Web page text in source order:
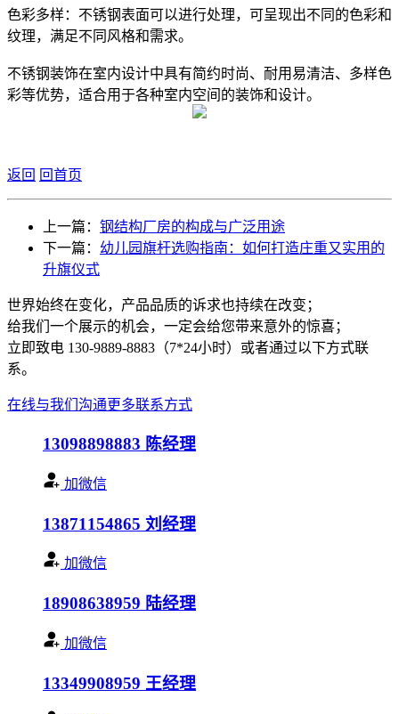
色彩多样：不锈钢表面可以进行处理，可呈现出不同的色彩和
纹理，满足不同风格和需求。
不锈钢装饰在室内设计中具有简约时尚、耐用易清洁、多样色
彩等优势，适合用于各种室内空间的装饰和设计。
返回 回首页
上一篇： 钢结构厂房的构成与广泛用途
下一篇： 幼儿园旗杆选购指南：如何打造庄重又实用的
升旗仪式
世界始终在变化，产品品质的诉求也持续在改变；
给我们一个展示的机会，一定会给您带来意外的惊喜；
立即致电 130-9889-8883（7*24小时）或者通过以下方式联
系。
在线与我们沟通更多联系方式
13098898883 陈经理
加微信
13871154865 刘经理
加微信
18908638959 陆经理
加微信
13349908959 王经理